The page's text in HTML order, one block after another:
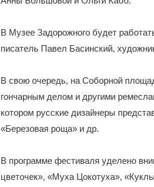
В Музее Задорожного будет
писатель Павел Басинский,
В свою очередь, на Соборной
гончарным делом и другими
котором русские дизайнеры
«Березовая роща» и др.
В программе фестиваля уделено
цветочек», «Муха Цокотуха»,